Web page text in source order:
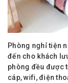
Phòng nghỉ tiện
đến cho khách
phòng đều được
cáp, wifi, điện